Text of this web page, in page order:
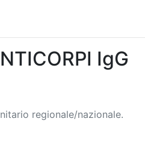
IgG
regionale/nazionale.